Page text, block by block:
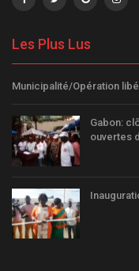
Les Plus Lus
Municipalité/Opération
Gabon:
ouvertes